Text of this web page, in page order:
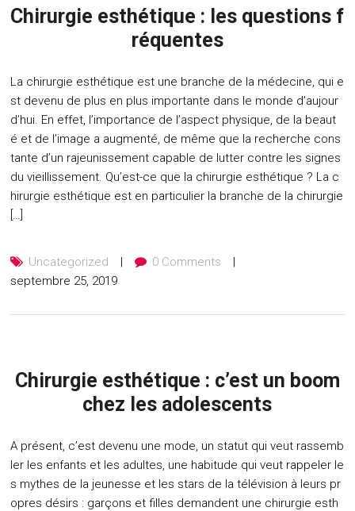
Chirurgie esthétique : les questions f
réquentes
La chirurgie esthétique est une branche de la médecine, qui e
st devenu de plus en plus importante dans le monde d’aujour
d’hui. En effet, l’importance de l’aspect physique, de la beaut
é et de l’image a augmenté, de même que la recherche cons
tante d’un rajeunissement capable de lutter contre les signes
du vieillissement. Qu’est-ce que la chirurgie esthétique ? La c
hirurgie esthétique est en particulier la branche de la chirurgie
[…]
Uncategorized
0 Comments
septembre 25, 2019
Chirurgie esthétique : c’est un boom
chez les adolescents
A présent, c’est devenu une mode, un statut qui veut rassemb
ler les enfants et les adultes, une habitude qui veut rappeler le
s mythes de la jeunesse et les stars de la télévision à leurs pr
opres désirs : garçons et filles demandent une chirurgie esth